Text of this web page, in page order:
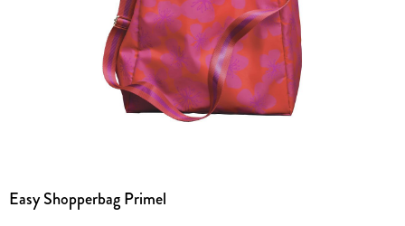
Easy Shopperbag Primel